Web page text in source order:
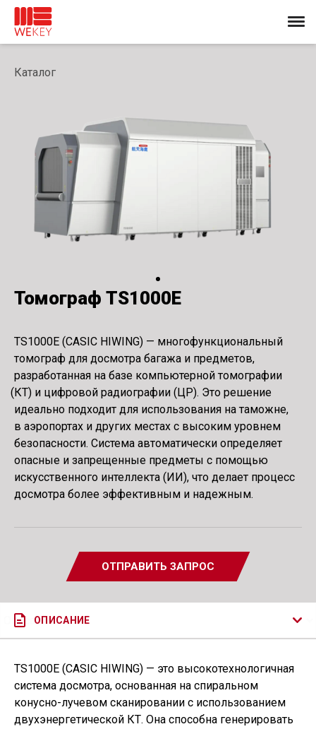
Каталог
Томограф TS1000E
TS1000E (CASIC HIWING) — многофункциональный
томограф для досмотра багажа и предметов,
разработанная на базе компьютерной томографии
( КТ) и цифровой радиографии ( ЦР). Это решение
идеально подходит для использования на таможне,
в аэропортах и других местах с высоким уровнем
безопасности. Система автоматически определяет
опасные и запрещенные предметы с помощью
искусственного интеллекта ( ИИ), что делает процесс
досмотра более эффективным и надежным.
ОТПРАВИТЬ ЗАПРОС
ОПИСАНИЕ
TS1000E (CASIC HIWING) — это высокотехнологичная
система досмотра, основанная на спиральном
конусно-лучевом сканировании с использованием
двухэнергетической КТ. Она способна генерировать